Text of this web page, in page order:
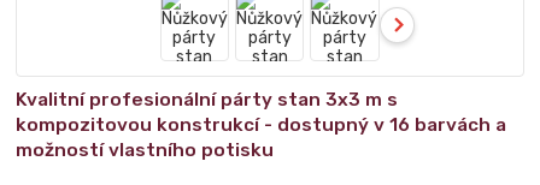
Kvalitní profesionální párty stan 3x3 m s
kompozitovou konstrukcí - dostupný v 16 barvách a
možností vlastního potisku